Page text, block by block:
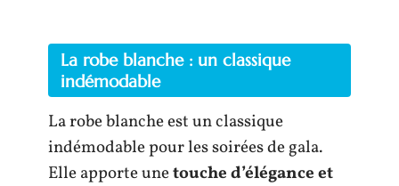
La robe blanche : un classique
indémodable
La robe blanche est un classique
indémodable pour les soirées de gala.
Elle apporte unetouche d’élégance et